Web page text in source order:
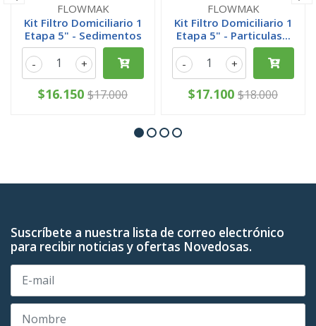
FLOWMAK
Kit Filtro Domiciliario 1
Etapa 5" - Sedimentos
+
-
$16.150 $17.000
FLOWMAK
Kit Filtro Domiciliario 1
Etapa 5" - Particulas...
+
-
$17.100 $18.000
Suscríbete a nuestra lista de correo electrónico
para recibir noticias y ofertas Novedosas.